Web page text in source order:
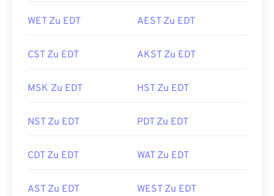
WET Zu EDT AEST Zu EDT
CST Zu EDT AKST Zu EDT
MSK Zu EDT HST Zu EDT
NST Zu EDT PDT Zu EDT
CDT Zu EDT WAT Zu EDT
AST Zu EDT WEST Zu EDT